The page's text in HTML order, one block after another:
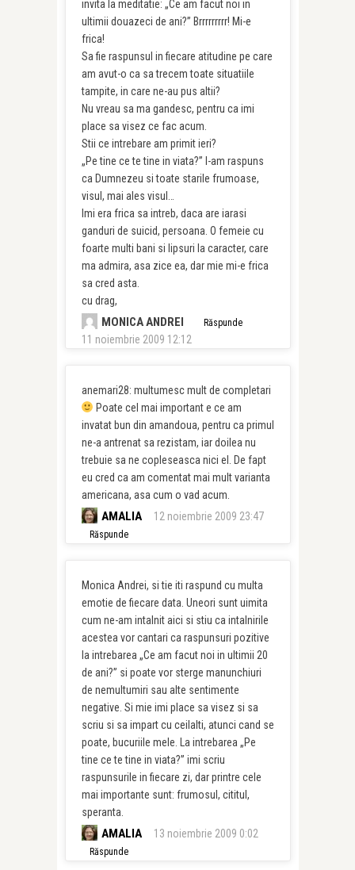
invita la meditatie: „Ce am facut noi in
ultimii douazeci de ani?” Brrrrrrrrr! Mi-e
frica!
Sa fie raspunsul in fiecare atitudine pe care
am avut-o ca sa trecem toate situatiile
tampite, in care ne-au pus altii?
Nu vreau sa ma gandesc, pentru ca imi
place sa visez ce fac acum.
Stii ce intrebare am primit ieri?
„Pe tine ce te tine in viata?” I-am raspuns
ca Dumnezeu si toate starile frumoase,
visul, mai ales visul…
Imi era frica sa intreb, daca are iarasi
ganduri de suicid, persoana. O femeie cu
foarte multi bani si lipsuri la caracter, care
ma admira, asa zice ea, dar mie mi-e frica
sa cred asta.
cu drag,
MONICA ANDREI
11 noiembrie 2009 12:12
Răspunde
anemari28: multumesc mult de completari
Poate cel mai important e ce am
invatat bun din amandoua, pentru ca primul
ne-a antrenat sa rezistam, iar doilea nu
trebuie sa ne copleseasca nici el. De fapt
eu cred ca am comentat mai mult varianta
americana, asa cum o vad acum.
AMALIA 12 noiembrie 2009 23:47
Răspunde
Monica Andrei, si tie iti raspund cu multa
emotie de fiecare data. Uneori sunt uimita
cum ne-am intalnit aici si stiu ca intalnirile
acestea vor cantari ca raspunsuri pozitive
la intrebarea „Ce am facut noi in ultimii 20
de ani?” si poate vor sterge manunchiuri
de nemultumiri sau alte sentimente
negative. Si mie imi place sa visez si sa
scriu si sa impart cu ceilalti, atunci cand se
poate, bucuriile mele. La intrebarea „Pe
tine ce te tine in viata?” imi scriu
raspunsurile in fiecare zi, dar printre cele
mai importante sunt: frumosul, cititul,
speranta.
AMALIA 13 noiembrie 2009 0:02
Răspunde